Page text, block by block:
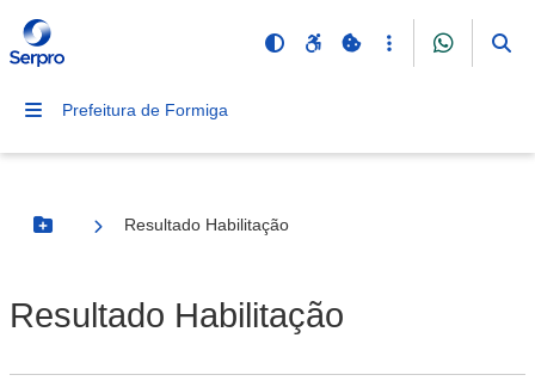
Prefeitura de Formiga
Botão Menu
Resultado Habilitação
Resultado Habilitação